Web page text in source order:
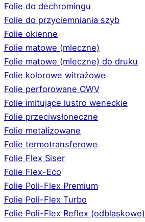
Folie do dechromingu
Folie do przyciemniania szyb
Folie okienne
Folie matowe (mleczne)
Folie matowe (mleczne) do druku
Folie kolorowe witrażowe
Folie perforowane OWV
Folie imitujące lustro weneckie
Folie przeciwsłoneczne
Folie metalizowane
Folie termotransferowe
Folie Flex Siser
Folie Flex-Eco
Folie Poli-Flex Premium
Folie Poli-Flex Turbo
Folie Poli-Flex Reflex (odblaskowe)